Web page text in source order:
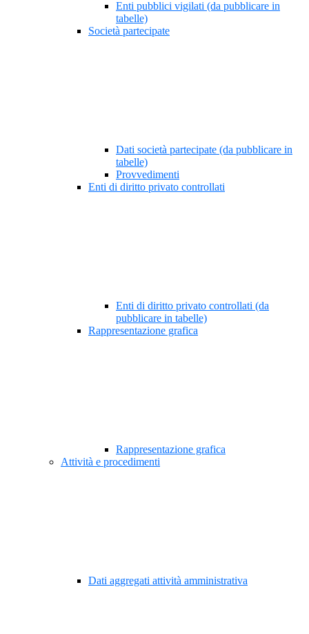
Enti pubblici vigilati (da pubblicare in
tabelle)
Società partecipate
Dati società partecipate (da pubblicare in
tabelle)
Provvedimenti
Enti di diritto privato controllati
Enti di diritto privato controllati (da
pubblicare in tabelle)
Rappresentazione grafica
Rappresentazione grafica
Attività e procedimenti
Dati aggregati attività amministrativa